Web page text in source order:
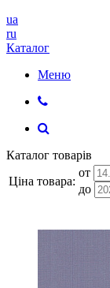
ua
ru
Каталог
Меню
Каталог товарів
Ціна товара:
от
до